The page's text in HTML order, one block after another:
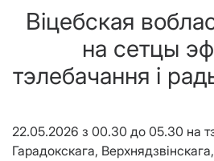
Віцебская
на сетцы
тэлебачання і
22.05.2026 з 00.30 до 05.30 на
Гарадокскага,